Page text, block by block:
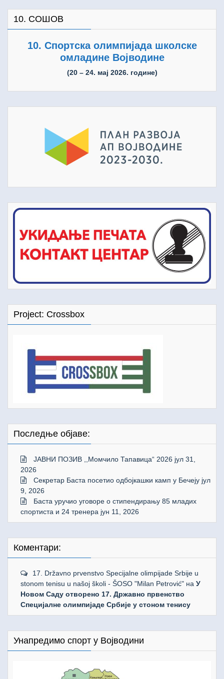
10. СОШОВ
10. Спортска олимпијада школске
омладине Војводине
(20 – 24. мај 2026. године)
Project: Crossbox
Последње објаве:
ЈАВНИ ПОЗИВ ,,Момчило Тапавица“ 2026 јул 31,
2026
Секретар Баста посетио одбојкашки камп у Бечеју јул
9, 2026
Баста уручио уговоре о стипендирању 85 младих
спортиста и 24 тренера јун 11, 2026
Коментари:
17. Državno prvenstvo Specijalne olimpijade Srbije u
stonom tenisu u našoj školi - ŠOSO "Milan Petrović" на У
Новом Саду отворено 17. Државно првенство
Специјалне олимпијаде Србије у стоном тенису
Унапредимо спорт у Војводини